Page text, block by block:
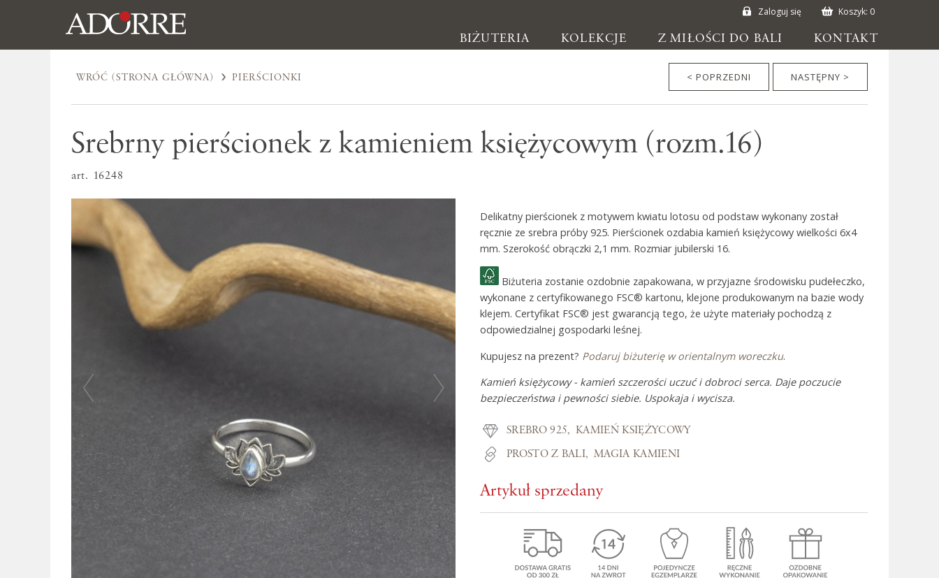
Zaloguj się Koszyk: 0
BIŻUTERIA KOLEKCJE Z MIŁOŚCI DO BALI KONTAKT
Biżuteria
Kolczyki
Pierścionki
Broszki
Inne
Z miłości do Bali
Jak to się zaczęło?
Wyspa pełna inspiracji
WRÓĆ (STRONA GŁÓWNA) PIERŚCIONKI < POPRZEDNI NASTĘPNY >
Srebrny pierścionek z kamieniem księżycowym (rozm.16)
art. 16248
Delikatny pierścionek z motywem kwiatu lotosu od podstaw wykonany został
ręcznie ze srebra próby 925. Pierścionek ozdabia kamień księżycowy wielkości 6x4
mm. Szerokość obrączki 2,1 mm. Rozmiar jubilerski 16.
Biżuteria zostanie ozdobnie zapakowana, w przyjazne środowisku pudełeczko,
wykonane z certyfikowanego FSC® kartonu, klejone produkowanym na bazie wody
klejem. Certyfikat FSC® jest gwarancją tego, że użyte materiały pochodzą z
odpowiedzialnej gospodarki leśnej.
Kupujesz na prezent? Podaruj biżuterię w orientalnym woreczku.
Kamień księżycowy - kamień szczerości uczuć i dobroci serca. Daje poczucie
bezpieczeństwa i pewności siebie. Uspokaja i wycisza.
SREBRO 925 KAMIEŃ KSIĘŻYCOWY
PROSTO Z BALI MAGIA KAMIENI
Artykuł sprzedany